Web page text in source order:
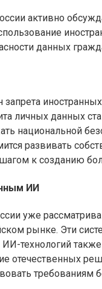
активно
данных
личных данных
национальной
развивать
к созданию
ИИ
уже
рынке. Эти
технологий
отечественных
требованиям